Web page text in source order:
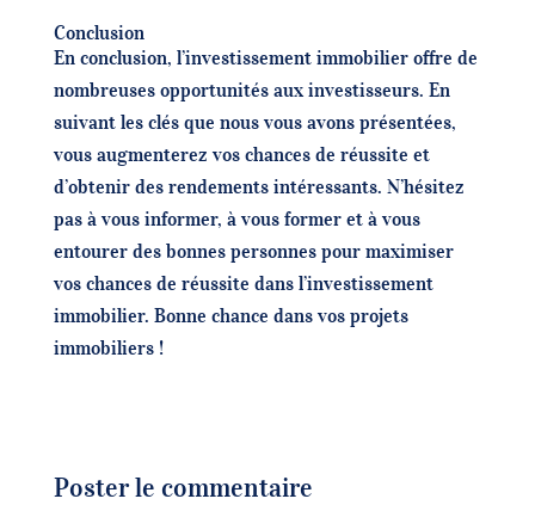
Conclusion
En conclusion, l’investissement immobilier offre de
nombreuses opportunités aux investisseurs. En
suivant les clés que nous vous avons présentées,
vous augmenterez vos chances de réussite et
d’obtenir des rendements intéressants. N’hésitez
pas à vous informer, à vous former et à vous
entourer des bonnes personnes pour maximiser
vos chances de réussite dans l’investissement
immobilier. Bonne chance dans vos projets
immobiliers !
Poster le commentaire